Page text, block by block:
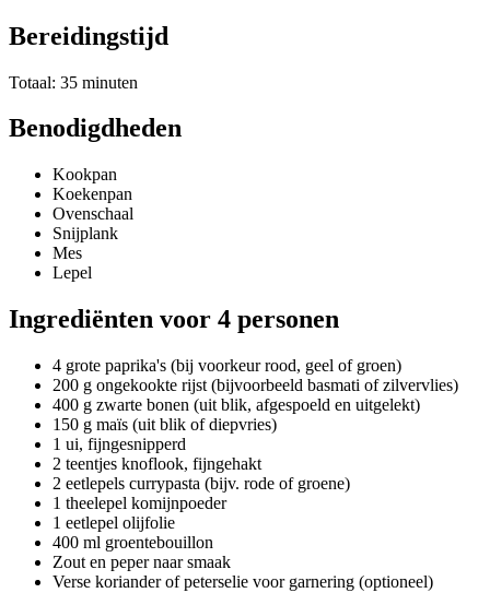
Bereidingstijd
Totaal: 35 minuten
Benodigdheden
Kookpan
Koekenpan
Ovenschaal
Snijplank
Mes
Lepel
Ingrediënten voor 4 personen
4 grote paprika's (bij voorkeur rood, geel of groen)
200 g ongekookte rijst (bijvoorbeeld basmati of zilvervlies)
400 g zwarte bonen (uit blik, afgespoeld en uitgelekt)
150 g maïs (uit blik of diepvries)
1 ui, fijngesnipperd
2 teentjes knoflook, fijngehakt
2 eetlepels currypasta (bijv. rode of groene)
1 theelepel komijnpoeder
1 eetlepel olijfolie
400 ml groentebouillon
Zout en peper naar smaak
Verse koriander of peterselie voor garnering (optioneel)